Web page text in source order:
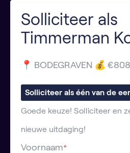
Solliciteer als
Timmerman
📍 BODEGRAVEN 💰
Solliciteer als één van de
Goede keuze! Solliciteer en
nieuwe uitdaging!
Voornaam*